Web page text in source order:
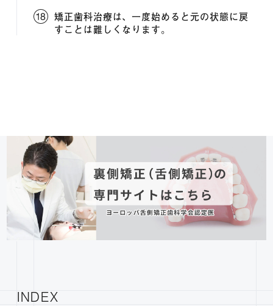
矯正歯科治療は、一度始めると元の状態に戻
すことは難しくなります。
INDEX